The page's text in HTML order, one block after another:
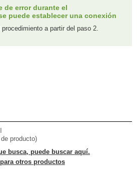
de error durante el
puede establecer una conexión
a partir del paso 2.
producto)
busca, puede buscar aquí.
otros productos